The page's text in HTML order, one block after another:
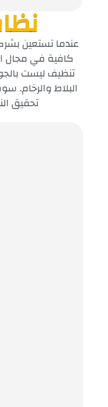
عندما تستعين
كافية في مجال
تنظيف ليست
البلاط
تحقيق